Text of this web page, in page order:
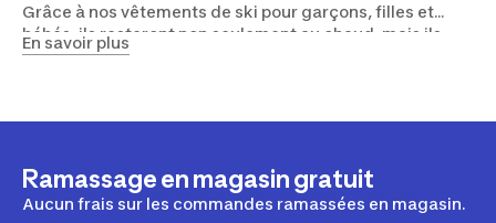
Grâce à nos vêtements de ski pour garçons, filles et
bébés, ils resteront non seulement au chaud, mais ils
profiteront pleinement des plaisirs de l'hiver. Explorez
une saison de plaisirs enneigés!
En savoir plus
Ramassage en magasin gratuit
Aucun frais sur les commandes ramassées en magasin.